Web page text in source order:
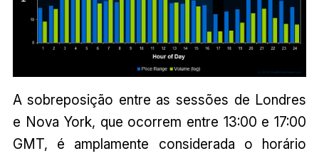
A sobreposição entre as sessões de Londres
e Nova York, que ocorrem entre 13:00 e 17:00
GMT, é amplamente considerada o horário